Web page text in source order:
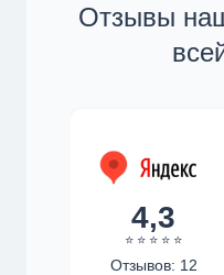
Отзывы
4,3
⭐ ⭐ ⭐ ⭐ ⭐
Отзывов: 12